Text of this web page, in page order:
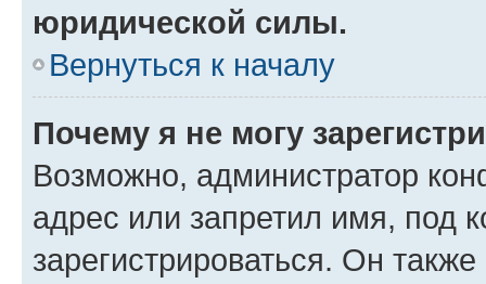
юридической силы.
Вернуться к началу
Почему я не могу
Возможно, администратор
адрес или запретил имя, под
зарегистрироваться. Он